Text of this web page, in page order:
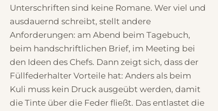
Unterschriften sind keine Romane. Wer viel und
ausdauernd schreibt, stellt andere
Anforderungen: am Abend beim Tagebuch,
beim handschriftlichen Brief, im Meeting bei
den Ideen des Chefs. Dann zeigt sich, dass der
Füllfederhalter Vorteile hat: Anders als beim
Kuli muss kein Druck ausgeübt werden, damit
die Tinte über die Feder fließt. Das entlastet die